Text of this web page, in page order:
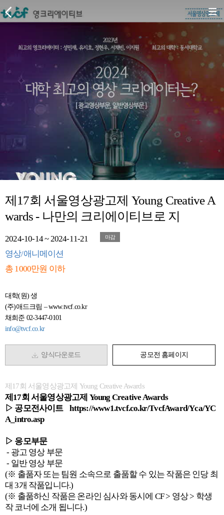
제17회 서울영상광고제 Young Creative A
wards - 나만의 크리에이티브로 지
2024-10-14 ~ 2024-11-21 마감
영상/애니메이션
총 1000만원 이하
대학(원) 생
(주)애드크림 – www.tvcf.co.kr
채희준 02-3447-0101
info@tvcf.co.kr
양식다운로드 공모전 홈페이지
제17회 서울영상광고제 Young Creative Awards
제17회 서울영상광고제 Young Creative Awards
▷ 공모전사이트 https://www1.tvcf.co.kr/TvcfAward/Yca/YC
A_intro.asp
▷ 응모부문
- 광고 영상 부문
- 일반 영상 부문
(※ 출품자 또는 팀원 소속으로 출품할 수 있는 작품은 인당 최
대 3개 작품입니다.)
(※ 출품하신 작품은 온라인 심사와 동시에 CF > 영상 > 학생
작 코너에 소개 됩니다.)